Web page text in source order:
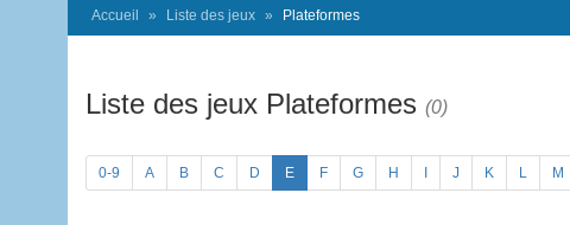
Accueil Liste des jeux Plateformes
Liste des jeux Plateformes (0)
0-9 A B C D E F G H J K L M